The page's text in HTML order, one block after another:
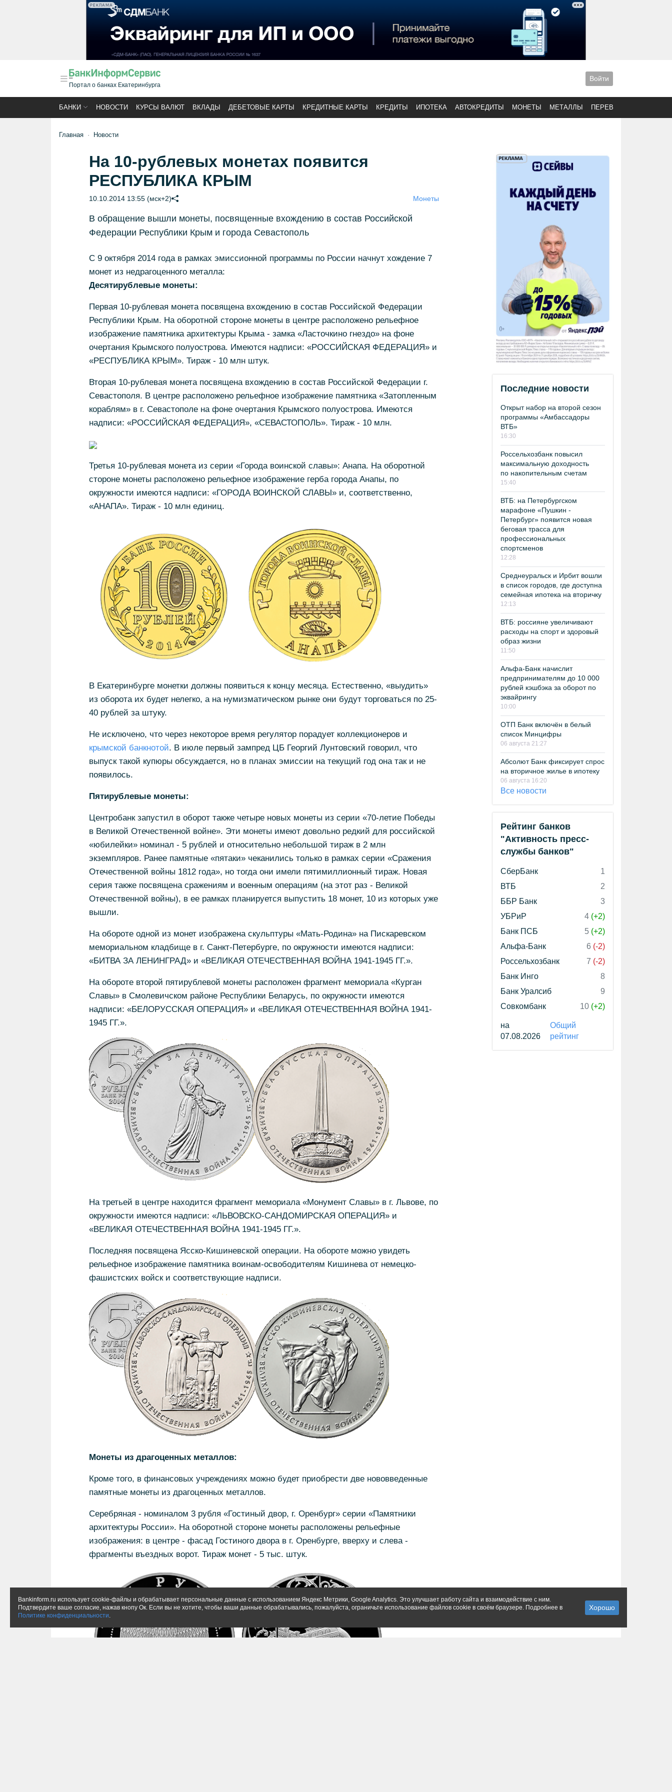
РЕКЛАМА
Портал о банках Екатеринбурга
Войти
БАНКИ НОВОСТИ КУРСЫ ВАЛЮТ ВКЛАДЫ ДЕБЕТОВЫЕ КАРТЫ КРЕДИТНЫЕ КАРТЫ КРЕДИТЫ ИПОТЕКА АВТОКРЕДИТЫ МОНЕТЫ МЕТАЛЛЫ ПЕРЕВОДЫ
Главная Новости
На 10-рублевых монетах появится
РЕСПУБЛИКА КРЫМ
10.10.2014 13:55 (мск+2) Монеты
В обращение вышли монеты, посвященные вхождению в состав Российской
Федерации Республики Крым и города Севастополь
С 9 октября 2014 года в рамках эмиссионной программы по России начнут хождение 7
монет из недрагоценного металла:
Десятирублевые монеты:
Первая 10-рублевая монета посвящена вхождению в состав Российской Федерации
Республики Крым. На оборотной стороне монеты в центре расположено рельефное
изображение памятника архитектуры Крыма - замка «Ласточкино гнездо» на фоне
очертания Крымского полуострова. Имеются надписи: «РОССИЙСКАЯ ФЕДЕРАЦИЯ» и
«РЕСПУБЛИКА КРЫМ». Тираж - 10 млн штук.
Вторая 10-рублевая монета посвящена вхождению в состав Российской Федерации г.
Севастополя. В центре расположено рельефное изображение памятника «Затопленным
кораблям» в г. Севастополе на фоне очертания Крымского полуострова. Имеются
надписи: «РОССИЙСКАЯ ФЕДЕРАЦИЯ», «СЕВАСТОПОЛЬ». Тираж - 10 млн.
Третья 10-рублевая монета из серии «Города воинской славы»: Анапа. На оборотной
стороне монеты расположено рельефное изображение герба города Анапы, по
окружности имеются надписи: «ГОРОДА ВОИНСКОЙ СЛАВЫ» и, соответственно,
«АНАПА». Тираж - 10 млн единиц.
В Екатеринбурге монетки должны появиться к концу месяца. Естественно, «выудить»
из оборота их будет нелегко, а на нумизматическом рынке они будут торговаться по 25-
40 рублей за штуку.
Не исключено, что через некоторое время регулятор порадует коллекционеров и
крымской банкнотой. В июле первый зампред ЦБ Георгий Лунтовский говорил, что
выпуск такой купюры обсуждается, но в планах эмиссии на текущий год она так и не
появилось.
Пятирублевые монеты:
Центробанк запустил в оборот также четыре новых монеты из серии «70-летие Победы
в Великой Отечественной войне». Эти монеты имеют довольно редкий для российской
«юбилейки» номинал - 5 рублей и относительно небольшой тираж в 2 млн
экземпляров. Ранее памятные «пятаки» чеканились только в рамках серии «Сражения
Отечественной войны 1812 года», но тогда они имели пятимиллионный тираж. Новая
серия также посвящена сражениям и военным операциям (на этот раз - Великой
Отечественной войны), в ее рамках планируется выпустить 18 монет, 10 из которых уже
вышли.
На обороте одной из монет изображена скульптуры «Мать-Родина» на Пискаревском
мемориальном кладбище в г. Санкт-Петербурге, по окружности имеются надписи:
«БИТВА ЗА ЛЕНИНГРАД» и «ВЕЛИКАЯ ОТЕЧЕСТВЕННАЯ ВОЙНА 1941-1945 ГГ.».
На обороте второй пятирублевой монеты расположен фрагмент мемориала «Курган
Славы» в Смолевичском районе Республики Беларусь, по окружности имеются
надписи: «БЕЛОРУССКАЯ ОПЕРАЦИЯ» и «ВЕЛИКАЯ ОТЕЧЕСТВЕННАЯ ВОЙНА 1941-
1945 ГГ.».
На третьей в центре находится фрагмент мемориала «Монумент Славы» в г. Львове, по
окружности имеются надписи: «ЛЬВОВСКО-САНДОМИРСКАЯ ОПЕРАЦИЯ» и
«ВЕЛИКАЯ ОТЕЧЕСТВЕННАЯ ВОЙНА 1941-1945 ГГ.».
Последняя посвящена Ясско-Кишиневской операции. На обороте можно увидеть
рельефное изображение памятника воинам-освободителям Кишинева от немецко-
фашистских войск и соответствующие надписи.
Монеты из драгоценных металлов:
Кроме того, в финансовых учреждениях можно будет приобрести две нововведенные
памятные монеты из драгоценных металлов.
Серебряная - номиналом 3 рубля «Гостиный двор, г. Оренбург» серии «Памятники
архитектуры России». На оборотной стороне монеты расположены рельефные
изображения: в центре - фасад Гостиного двора в г. Оренбурге, вверху и слева -
фрагменты въездных ворот. Тираж монет - 5 тыс. штук.
Последние новости
Открыт набор на второй сезон
программы «Амбассадоры
ВТБ»
16:30
Россельхозбанк повысил
максимальную доходность
по накопительным счетам
15:40
ВТБ: на Петербургском
марафоне «Пушкин -
Петербург» появится новая
беговая трасса для
профессиональных
спортсменов
12:28
Среднеуральск и Ирбит вошли
в список городов, где доступна
семейная ипотека на вторичку
12:13
ВТБ: россияне увеличивают
расходы на спорт и здоровый
образ жизни
11:50
Альфа-Банк начислит
предпринимателям до 10 000
рублей кэшбэка за оборот по
эквайрингу
10:00
ОТП Банк включён в белый
список Минцифры
06 августа 21:27
Абсолют Банк фиксирует спрос
на вторичное жилье в ипотеку
06 августа 16:20
Все новости
Рейтинг банков
"Активность пресс-
службы банков"
СберБанк
1
ВТБ
2
ББР Банк
3
УБРиР
4 (+2)
Банк ПСБ
5 (+2)
Альфа-Банк
6 (-2)
Россельхозбанк
7 (-2)
Банк Инго
8
Банк Уралсиб
9
Совкомбанк
10 (+2)
на
07.08.2026
Общий
рейтинг
Bankinform.ru использует cookie-файлы и обрабатывает персональные данные с использованием Яндекс Метрики, Google Analytics. Это улучшает работу сайта и взаимодействие с ним.
Подтвердите ваше согласие, нажав кнопу Ок. Если вы не хотите, чтобы ваши данные обрабатывались, пожалуйста, ограничьте использование файлов cookie в своём браузере. Подробнее в
Политике конфиденциальности.